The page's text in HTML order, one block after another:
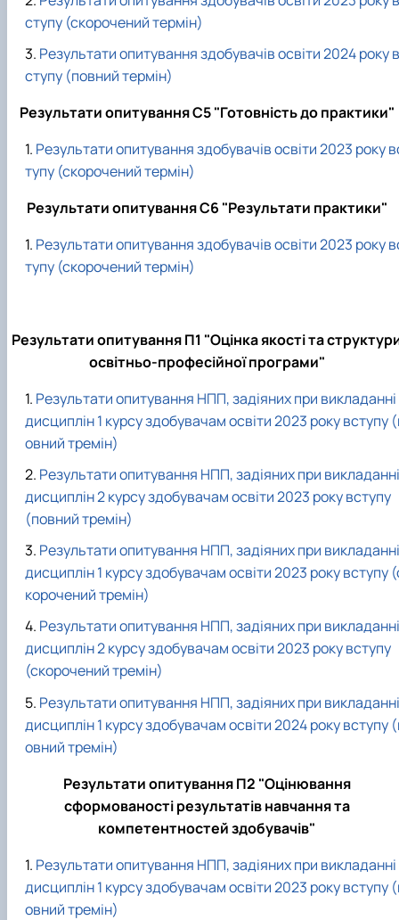
ступу (скорочений термін)
Результати опитування здобувачів освіти 2024 року в
ступу (повний термін)
Результати опитування С5 "Готовність до практики"
Результати опитування здобувачів освіти 2023 року
тупу (скорочений термін)
Результати опитування С6 "Результати практики"
Результати опитування здобувачів освіти 2023 року
тупу (скорочений термін)
Результати опитування П1 "Оцінка якості та
освітньо-професійної програми"
Результати опитування НПП, задіяних при викладанні
дисциплін 1 курсу здобувачам освіти 2023 року вступу
овний тремін)
Результати опитування НПП, задіяних при викладанні
дисциплін 2 курсу здобувачам освіти 2023 року вступу
(повний тремін)
Результати опитування НПП, задіяних при викладанні
дисциплін 1 курсу здобувачам освіти 2023 року вступу
корочений тремін)
Результати опитування НПП, задіяних при викладанні
дисциплін 2 курсу здобувачам освіти 2023 року вступу
(скорочений тремін)
Результати опитування НПП, задіяних при викладанні
дисциплін 1 курсу здобувачам освіти 2024 року вступу
овний тремін)
Результати опитування П2 "Оцінювання
сформованості результатів навчання та
компетентностей здобувачів"
Результати опитування НПП, задіяних при викладанні
дисциплін 1 курсу здобувачам освіти 2023 року вступу
овний тремін)